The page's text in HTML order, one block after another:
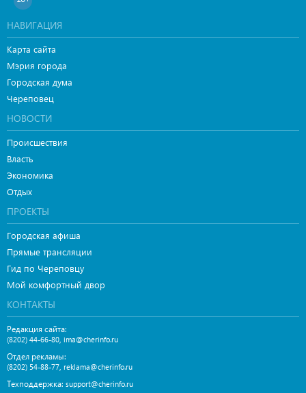
НАВИГАЦИЯ
Карта сайта
Мэрия города
Городская дума
Череповец
НОВОСТИ
Происшествия
Власть
Экономика
Отдых
ПРОЕКТЫ
Городская афиша
Прямые трансляции
Гид по Череповцу
Мой комфортный двор
КОНТАКТЫ
Редакция сайта:
(8202) 44-66-80, ima@cherinfo.ru
Отдел рекламы:
(8202) 54-88-77, reklama@cherinfo.ru
Техподдержка: support@cherinfo.ru